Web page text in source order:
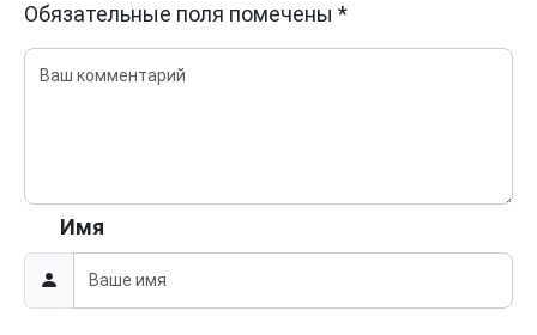
Обязательные поля помечены *
Имя